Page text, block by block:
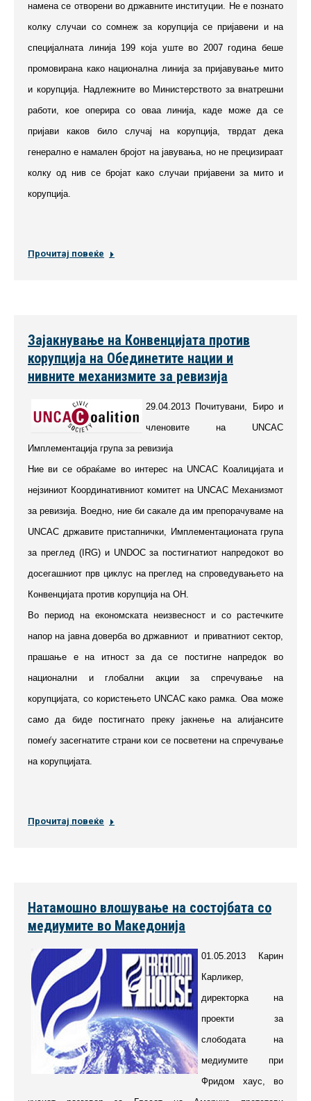
намена се отворени во државните институции. Не е познато
колку случаи со сомнеж за корупција се пријавени и на
специјалната линија 199 која уште во 2007 година беше
промовирана како национална линија за пријавување мито
и корупција. Надлежните во Министерството за внатрешни
работи, кое оперира со оваа линија, каде може да се
пријави каков било случај на корупција, тврдат дека
генерално е намален бројот на јавувања, но не прецизираат
колку од нив се бројат како случаи пријавени за мито и
корупција.
Прочитај повеќе
Зајакнување на Конвенцијата против
корупција на Обединетите нации и
нивните механизмите за ревизија
29.04.2013 Почитувани, Биро и
членовите на UNCAC
Имплементација група за ревизија
Ние ви се обраќаме во интерес на UNCAC Коалицијата и
нејзиниот Координативниот комитет на UNCAC Механизмот
за ревизија. Воедно, ние би сакале да им препорачуваме на
UNCAC државите пристапнички, Имплементационата група
за преглед (IRG) и UNDOC за постигнатиот напредокот во
досегашниот прв циклус на преглед на спроведувањето на
Конвенцијатa против корупција на ОН.
Во период на економската неизвесност и со растечките
напор на јавна доверба во државниот и приватниот сектор,
прашање е на итност за да се постигне напредок во
национални и глобални акции за спречување на
корупцијата, со користењето UNCAC како рамка. Ова може
само да биде постигнато преку јакнење на алијансите
помеѓу засегнатите страни кои се посветени на спречување
на корупцијата.
Прочитај повеќе
Натамошно влошување на состојбата со
медиумите во Македонија
01.05.2013 Карин
Карликер,
директорка на
проекти за
слободата на
медиумите при
Фридом хаус, во